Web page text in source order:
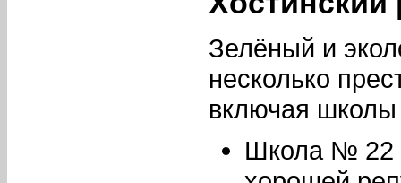
Зелёный и
несколько
включая
Школа № 22